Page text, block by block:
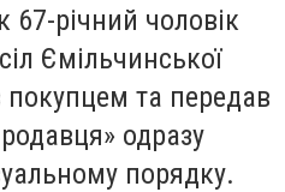
67-річний чоловік
Ємільчинської
покупцем та передав
одразу
порядку.